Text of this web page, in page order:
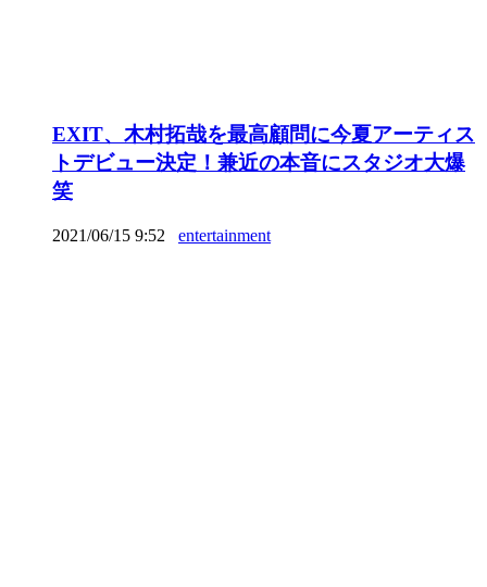
EXIT、木村拓哉を最高顧問に今夏アーティス
トデビュー決定！兼近の本音にスタジオ大爆
笑
2021/06/15 9:52 entertainment